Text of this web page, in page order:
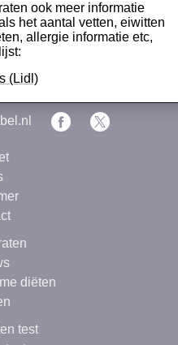
ook meer informatie
het aantal vetten, eiwitten
allergie informatie etc,
(Lidl)
diëten
test